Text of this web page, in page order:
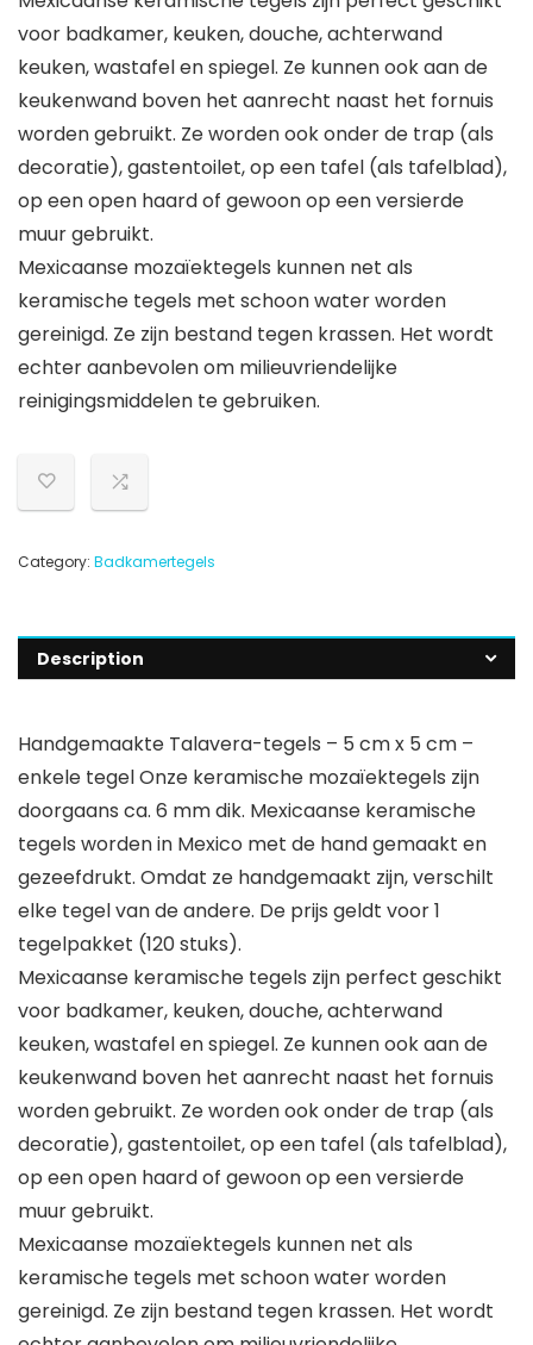
voor badkamer, keuken, douche, achterwand
keuken, wastafel en spiegel. Ze kunnen ook aan de
keukenwand boven het aanrecht naast het fornuis
worden gebruikt. Ze worden ook onder de trap (als
decoratie), gastentoilet, op een tafel (als tafelblad),
op een open haard of gewoon op een versierde
muur gebruikt.
Mexicaanse mozaïektegels kunnen net als
keramische tegels met schoon water worden
gereinigd. Ze zijn bestand tegen krassen. Het wordt
echter aanbevolen om milieuvriendelijke
reinigingsmiddelen te gebruiken.
Category: Badkamertegels
Description
Handgemaakte Talavera-tegels – 5 cm x 5 cm –
enkele tegel Onze keramische mozaïektegels zijn
doorgaans ca. 6 mm dik. Mexicaanse keramische
tegels worden in Mexico met de hand gemaakt en
gezeefdrukt. Omdat ze handgemaakt zijn, verschilt
elke tegel van de andere. De prijs geldt voor 1
tegelpakket (120 stuks).
Mexicaanse keramische tegels zijn perfect geschikt
voor badkamer, keuken, douche, achterwand
keuken, wastafel en spiegel. Ze kunnen ook aan de
keukenwand boven het aanrecht naast het fornuis
worden gebruikt. Ze worden ook onder de trap (als
decoratie), gastentoilet, op een tafel (als tafelblad),
op een open haard of gewoon op een versierde
muur gebruikt.
Mexicaanse mozaïektegels kunnen net als
keramische tegels met schoon water worden
gereinigd. Ze zijn bestand tegen krassen. Het wordt